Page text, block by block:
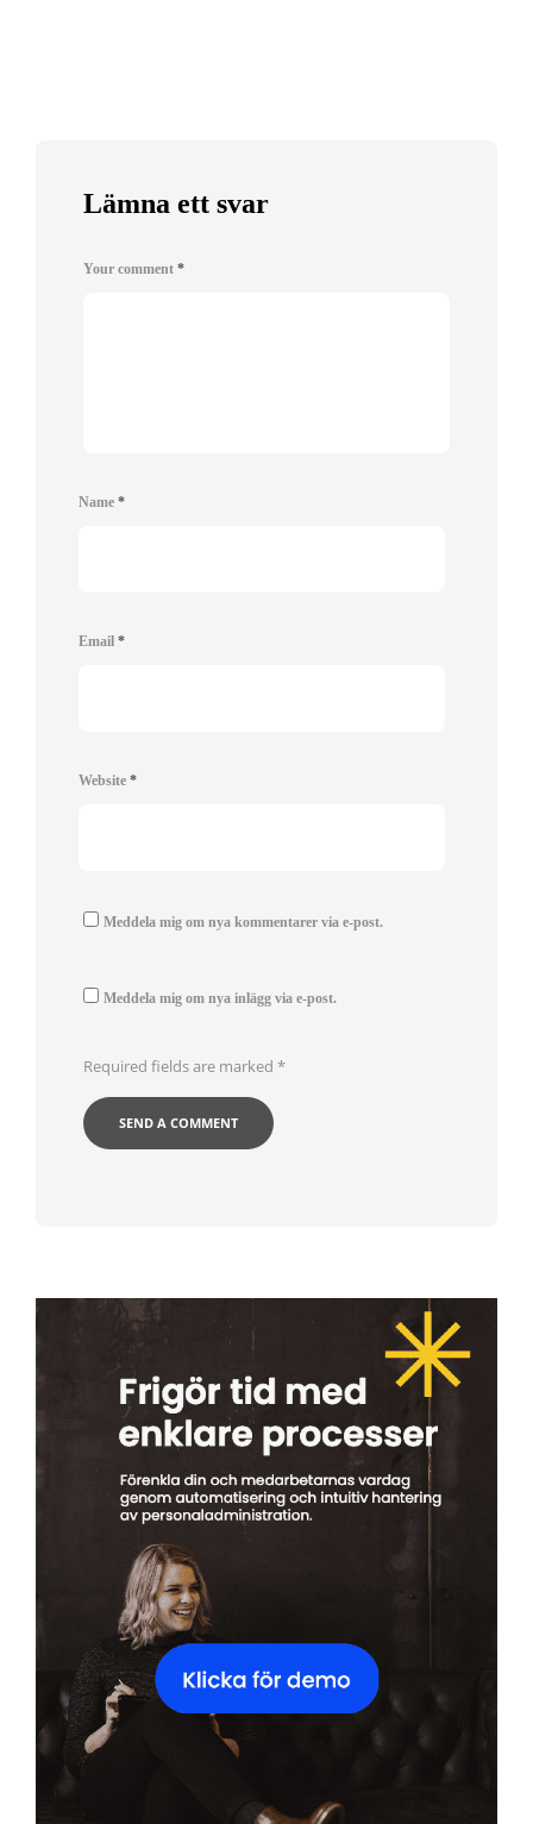
Lämna ett svar
Your comment *
Name *
Email *
Website *
Meddela mig om nya kommentarer via e-post.
Meddela mig om nya inlägg via e-post.
Required fields are marked *